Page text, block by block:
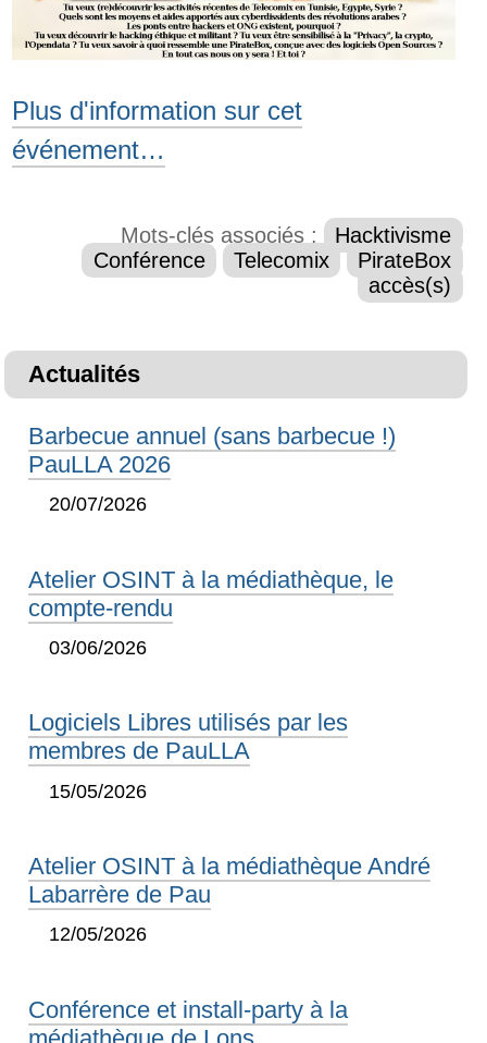
Plus d'information sur cet
événement…
Mots-clés associés :
Hacktivisme
Conférence
Telecomix
PirateBox
accès(s)
Actualités
Barbecue annuel (sans barbecue !)
PauLLA 2026
20/07/2026
Atelier OSINT à la médiathèque, le
compte-rendu
03/06/2026
Logiciels Libres utilisés par les
membres de PauLLA
15/05/2026
Atelier OSINT à la médiathèque André
Labarrère de Pau
12/05/2026
Conférence et install-party à la